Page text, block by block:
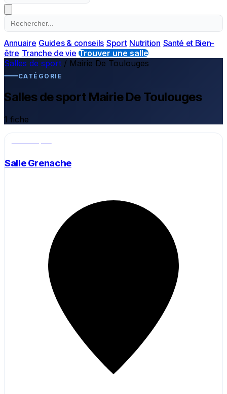
Annuaire Guides & conseils Sport Nutrition Santé et Bien-
être Tranche de vie Trouver une salle
Salles de sport / Mairie De Toulouges
CATÉGORIE
Salles de sport Mairie De Toulouges
1 fiche
Salle Grenache